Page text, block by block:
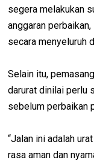
segera melakukan
anggaran
secara menyeluruh
Selain itu,
darurat dinilai perlu
sebelum perbaikan
“Jalan ini adalah
rasa aman dan